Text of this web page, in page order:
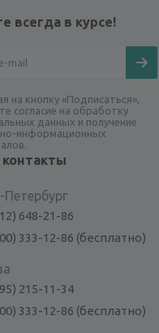
всегда в курсе!
на кнопку «Подписаться»,
согласие на обработку
данных и получение
информационных
Петербург
648-21-86
333-12-86 (бесплатно)
215-11-34
333-12-86 (бесплатно)